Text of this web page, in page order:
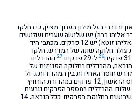
ובדברי בעל מילון הערוך מצוין, כי בחלקו
אליהו רבה) יש שלושה שערים ושלושים
פרקים, ובחלקו השני (סדר אליהו זוטא) יש 12 פרקים. מכתבי היד
עולה חלוקה שונה של המדרש. חלקו
26 ל-29 פרקים. 27 ההבדלים
מהבדלים בחלוקה הפנימית של
חוסר האחידות בין המהדורות גדול
יותר, וכולל 25 פרקים בדפוס הראשון, 12 פרקים במהדורת הורוויץ
שלום. ההבדלים במספר הפרקים נובעים
מהוספות של מעתיקים ומשיבושים בחלוקת הפרקים. ככל הנראה, 14